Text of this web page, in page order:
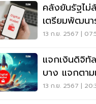
คลังยันรัฐไม่
13 ก.ย. 2567 |
แจกเงินดิจิทั
บาง แจกตาม
สุดท้าย
13 ก.ย. 2567 |